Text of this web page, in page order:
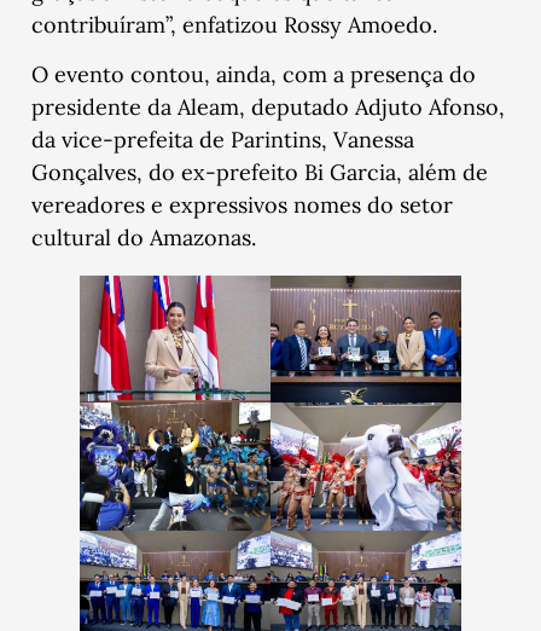
contribuíram”, enfatizou Rossy Amoedo.
O evento contou, ainda, com a presença do
presidente da Aleam, deputado Adjuto Afonso,
da vice-prefeita de Parintins, Vanessa
Gonçalves, do ex-prefeito Bi Garcia, além de
vereadores e expressivos nomes do setor
cultural do Amazonas.